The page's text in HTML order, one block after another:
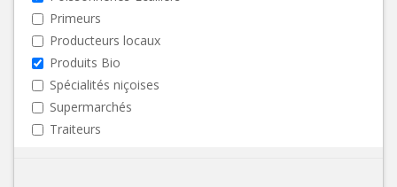
Primeurs
Producteurs locaux
Produits Bio
Spécialités niçoises
Supermarchés
Traiteurs